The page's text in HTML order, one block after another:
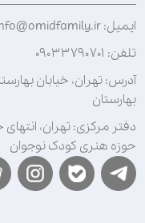
ایمیل: info@omidfamily.ir
تلفن: ۰۹۰۳۳۷۹۰۷۰۱
آدرس: تهران، خیابان
بهارستان
دفتر مرکزی: تهران،
حوزه هنری کودک نوجوان